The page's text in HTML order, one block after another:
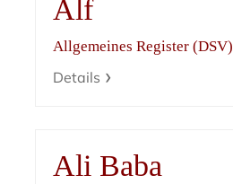
Alf
Allgemeines Register (DSV)
Details
Ali Baba